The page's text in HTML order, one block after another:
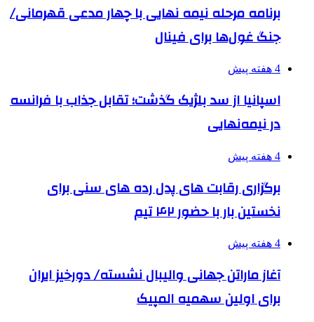
برنامه مرحله نیمه نهایی با چهار مدعی قهرمانی/
جنگ غول‌ها برای فینال
4 هفته پیش
اسپانیا از سد بلژیک گذشت؛ تقابل جذاب با فرانسه
در نیمه‌نهایی
4 هفته پیش
برگزاری رقابت های پدل رده های سنی برای
نخستین بار با حضور ۴۲ تیم
4 هفته پیش
آغاز ماراتن جهانی والیبال نشسته/ دورخیز ایران
برای اولین سهمیه المپیک